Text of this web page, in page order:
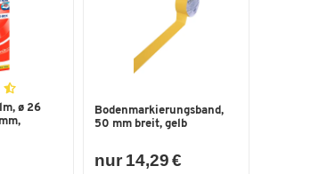
ø 26
Bodenmarkierungsband,
50 mm breit, gelb
nur 14,29 €